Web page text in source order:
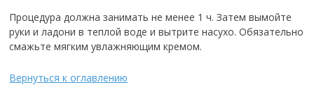
Процедура должна занимать не менее 1 ч. Затем вымойте
руки и ладони в теплой воде и вытрите насухо. Обязательно
смажьте мягким увлажняющим кремом.
Вернуться к оглавлению